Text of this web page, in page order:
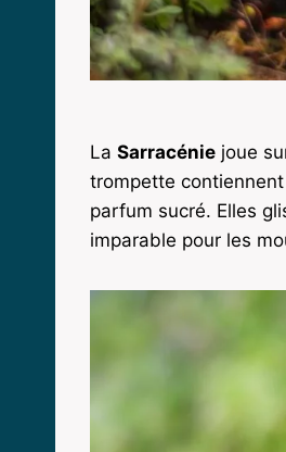
La Sarracénie joue
trompette
parfum sucré. Elles
imparable pour les